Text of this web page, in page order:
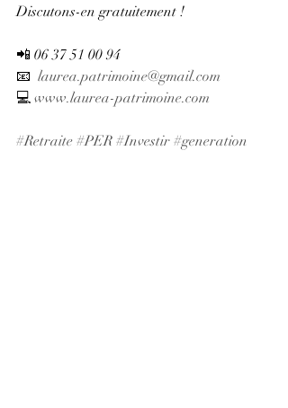
Discutons-en gratuitement !
📲 06 37 51 00 94
📧 laurea.patrimoine@gmail.com
💻 www.laurea-patrimoine.com
#Retraite #PER #Investir #generation